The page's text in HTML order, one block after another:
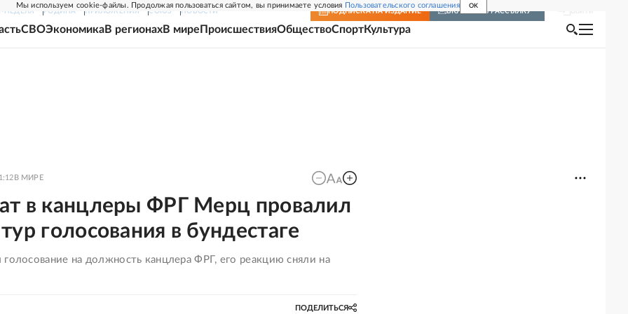
Мы используем cookie-файлы. Продолжая пользоваться сайтом, вы принимаете условия Пользовательского соглашения OK
НЕДЕЛЯ РОДИНА ПРИЛОЖЕНИЯ СОЮЗ НОВОСТИ ПОДПИСКА НА ИЗДАНИЕ ВКЛЮЧИТЬ РАССЫЛКУ
СВОЭкономикаВ регионахВ мире ПроисшествияОбществоСпортКультура
В МИРЕ
в канцлеры ФРГ Мерц провалил
голосования в бундестаге
на должность канцлера ФРГ, его реакцию сняли на
ПОДЕЛИТЬСЯ